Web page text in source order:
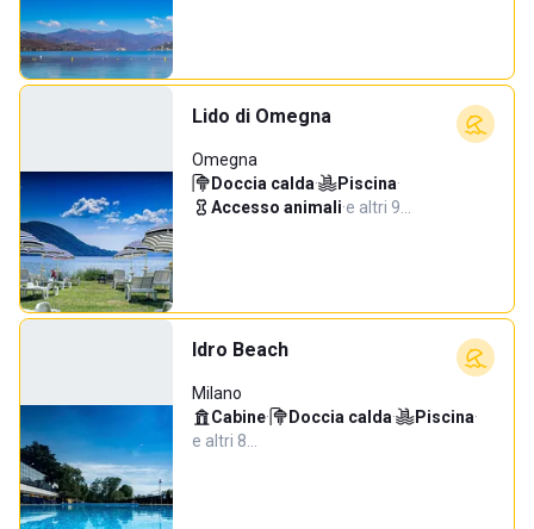
Lido di Omegna
Omegna
Doccia calda· Piscina·
Accesso animali·e altri 9…
Idro Beach
Milano
Cabine· Doccia calda· Piscina·
e altri 8…